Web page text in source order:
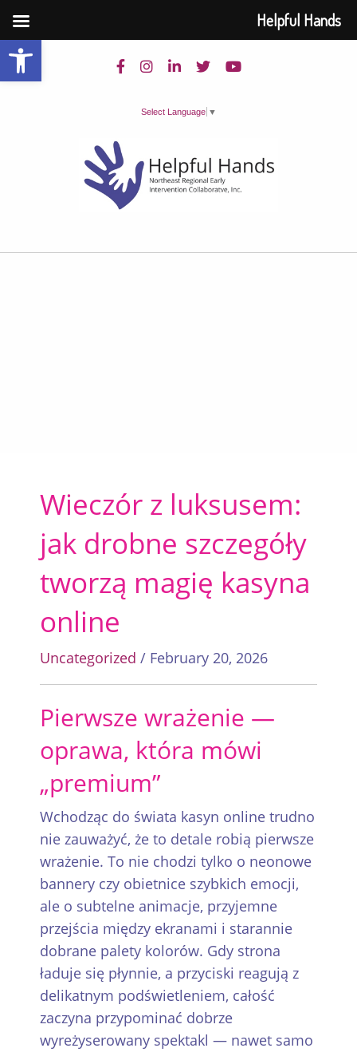
Open toolbar
Select Language ▼
Wieczór z luksusem:
jak drobne szczegóły
tworzą magię kasyna
online
Uncategorized / February 20, 2026
Pierwsze wrażenie —
oprawa, która mówi
„premium”
Wchodząc do świata kasyn online trudno
nie zauważyć, że to detale robią pierwsze
wrażenie. To nie chodzi tylko o neonowe
bannery czy obietnice szybkich emocji,
ale o subtelne animacje, przyjemne
przejścia między ekranami i starannie
dobrane palety kolorów. Gdy strona
ładuje się płynnie, a przyciski reagują z
delikatnym podświetleniem, całość
zaczyna przypominać dobrze
wyreżyserowany spektakl — nawet samo
Helpful Hands